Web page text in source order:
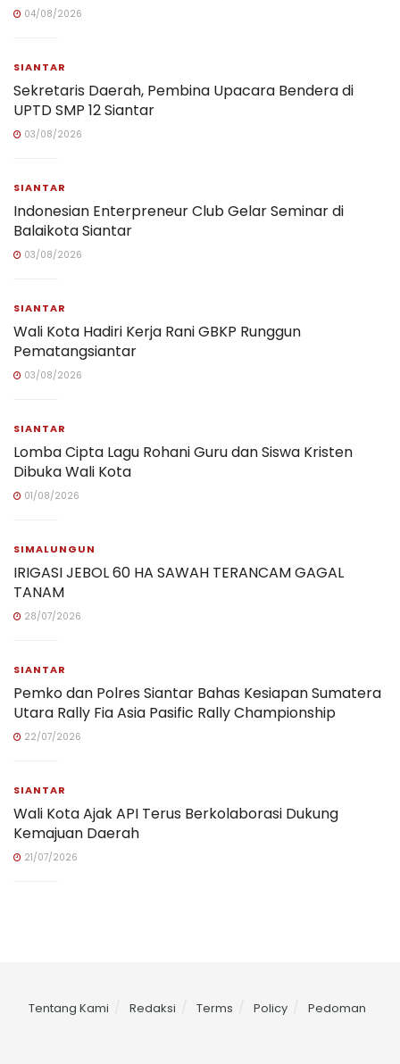
04/08/2026
SIANTAR
Sekretaris Daerah, Pembina Upacara Bendera di
UPTD SMP 12 Siantar
03/08/2026
SIANTAR
Indonesian Enterpreneur Club Gelar Seminar di
Balaikota Siantar
03/08/2026
SIANTAR
Wali Kota Hadiri Kerja Rani GBKP Runggun
Pematangsiantar
03/08/2026
SIANTAR
Lomba Cipta Lagu Rohani Guru dan Siswa Kristen
Dibuka Wali Kota
01/08/2026
SIMALUNGUN
IRIGASI JEBOL 60 HA SAWAH TERANCAM GAGAL
TANAM
28/07/2026
SIANTAR
Pemko dan Polres Siantar Bahas Kesiapan Sumatera
Utara Rally Fia Asia Pasific Rally Championship
22/07/2026
SIANTAR
Wali Kota Ajak API Terus Berkolaborasi Dukung
Kemajuan Daerah
21/07/2026
Tentang Kami Redaksi Terms Policy Pedoman